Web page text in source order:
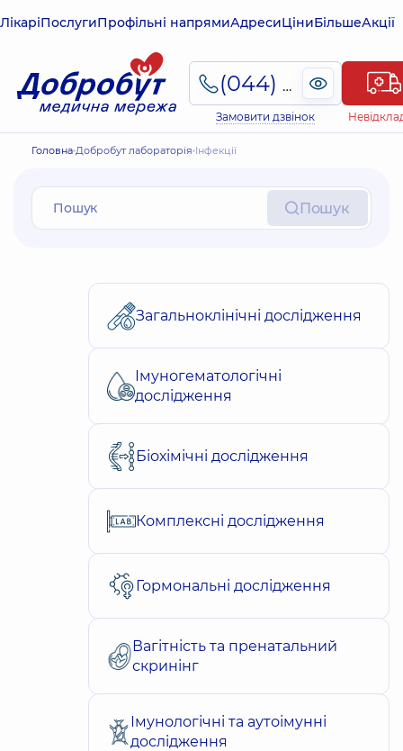
ЛікаріПослугиПрофільні напрямиАдресиЦіниБільшеАкції
(044) 495-2-888
Замовити дзвінок
Головна Добробут лабораторія Інфекції
Пошук
Загальноклінічні дослідження
Імуногематологічні
дослідження
Біохімічні дослідження
Комплексні дослідження
Гормональні дослідження
Вагітність та пренатальний
скринінг
Імунологічні та аутоімунні
дослідження